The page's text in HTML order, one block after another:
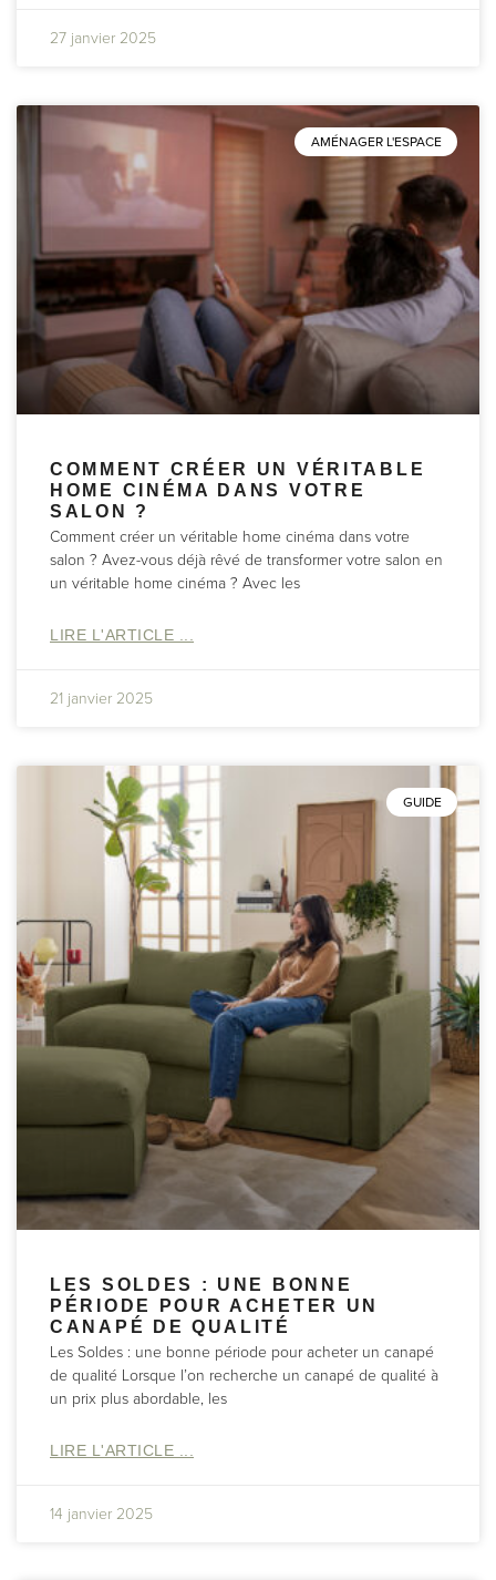
27 janvier 2025
AMÉNAGER L'ESPACE
COMMENT CRÉER UN VÉRITABLE
HOME CINÉMA DANS VOTRE
SALON ?
Comment créer un véritable home cinéma dans votre
salon ? Avez-vous déjà rêvé de transformer votre salon en
un véritable home cinéma ? Avec les
LIRE L'ARTICLE ...
21 janvier 2025
GUIDE
LES SOLDES : UNE BONNE
PÉRIODE POUR ACHETER UN
CANAPÉ DE QUALITÉ
Les Soldes : une bonne période pour acheter un canapé
de qualité Lorsque l’on recherche un canapé de qualité à
un prix plus abordable, les
LIRE L'ARTICLE ...
14 janvier 2025